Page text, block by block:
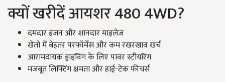
क्यों खरीदें आयशर 480 4WD?
दमदार इंजन और शानदार माइलेज
खेतों में बेहतर परफॉर्मेंस और कम रखरखाव खर्च
आरामदायक ड्राइविंग के लिए पावर स्टीयरिंग
मजबूत लिफ्टिंग क्षमता और हाई-टेक फीचर्स